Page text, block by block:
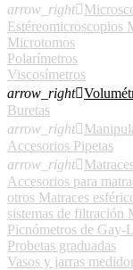
arrow_right
Estéreomicroscopios
Microtomos
Polarímetros
Viscosímetros
arrow_right
Buretas
arrow_right
Accesorios Pipetas
arrow_right
Accesorios para
otros Matraces
sistemas de filtración
Picnómetros de Gay-
Probetas graduadas
Vasos y jarras